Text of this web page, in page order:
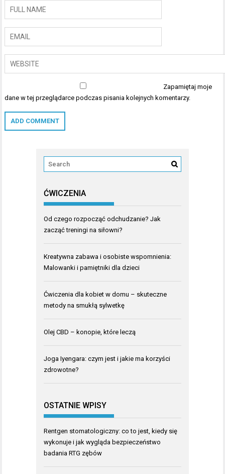
Zapamiętaj moje
dane w tej przeglądarce podczas pisania kolejnych komentarzy.
ĆWICZENIA
Od czego rozpocząć odchudzanie? Jak
zacząć treningi na siłowni?
Kreatywna zabawa i osobiste wspomnienia:
Malowanki i pamiętniki dla dzieci
Ćwiczenia dla kobiet w domu – skuteczne
metody na smukłą sylwetkę
Olej CBD – konopie, które leczą
Joga Iyengara: czym jest i jakie ma korzyści
zdrowotne?
OSTATNIE WPISY
Rentgen stomatologiczny: co to jest, kiedy się
wykonuje i jak wygląda bezpieczeństwo
badania RTG zębów